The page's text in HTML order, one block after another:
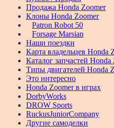
Продажа Honda Zoomer
Клоны Honda Zoomer
Patron Robot 50
Forsage Marsian
Наши поездки
Карта владельцев Honda
Каталог запчастей
Типы двигателей Honda
Это интересно
Honda Zoomer в играх
DorbyWorks
DROW Sports
RuckusJuniorCompany
Другие самоделки